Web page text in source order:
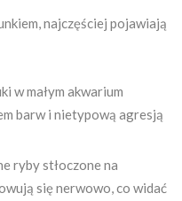
najczęściej pojawiają
w małym akwarium
barw i nietypową agresją
ryby stłoczone na
się nerwowo, co widać